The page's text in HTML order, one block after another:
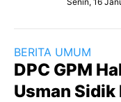
BERITA UMUM
DPC GPM
Usman Sidik